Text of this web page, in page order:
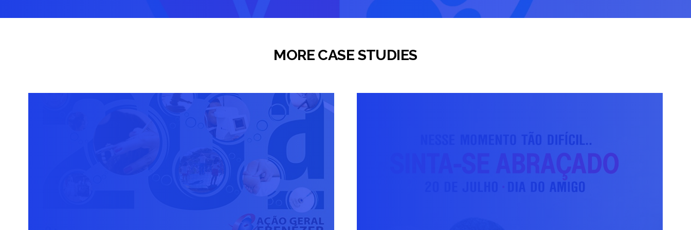
MORE CASE STUDIES